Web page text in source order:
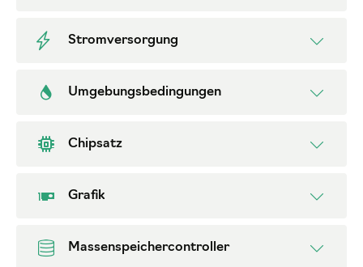
Stromversorgung
Umgebungsbedingungen
Chipsatz
Grafik
Massenspeichercontroller